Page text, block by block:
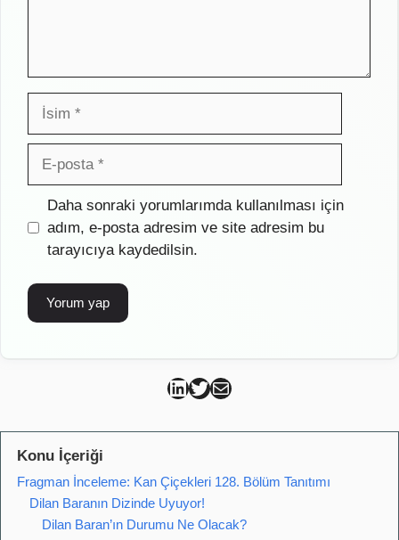
İsim
posta
İnternet
sitesi
Daha sonraki yorumlarımda kullanılması için
adım, e-posta adresim ve site adresim bu
tarayıcıya kaydedilsin.
Can Kütahya Linkedin
Can Kütahya Twitter
Can Kütahya Mail
Konu İçeriği
Fragman İnceleme: Kan Çiçekleri 128. Bölüm Tanıtımı
Dilan Baranın Dizinde Uyuyor!
Dilan Baran’ın Durumu Ne Olacak?